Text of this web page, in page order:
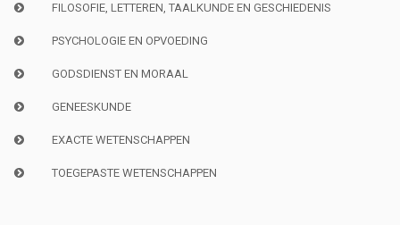
FILOSOFIE, LETTEREN, TAALKUNDE EN GESCHIEDENIS
PSYCHOLOGIE EN OPVOEDING
GODSDIENST EN MORAAL
GENEESKUNDE
EXACTE WETENSCHAPPEN
TOEGEPASTE WETENSCHAPPEN